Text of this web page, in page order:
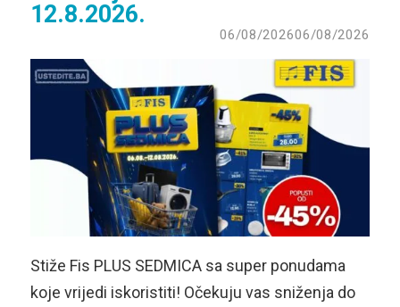
12.8.2026.
06/08/202606/08/2026
Stiže Fis PLUS SEDMICA sa super ponudama
koje vrijedi iskoristiti! Očekuju vas sniženja do